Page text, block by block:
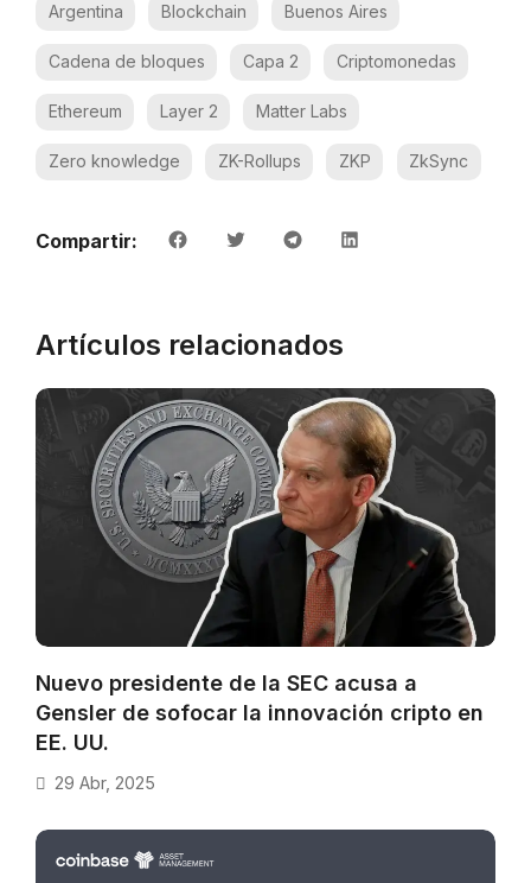
Argentina Blockchain Buenos Aires
Cadena de bloques Capa 2 Criptomonedas
Ethereum Layer 2 Matter Labs
Zero knowledge ZK-Rollups ZKP ZkSync
Compartir:
Artículos relacionados
Nuevo presidente de la SEC acusa a
Gensler de sofocar la innovación cripto en
EE. UU.
29 Abr, 2025